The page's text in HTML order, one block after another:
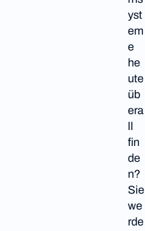
yst
em
e
he
ute
üb
era
ll
fin
de
n?
Sie
we
rde